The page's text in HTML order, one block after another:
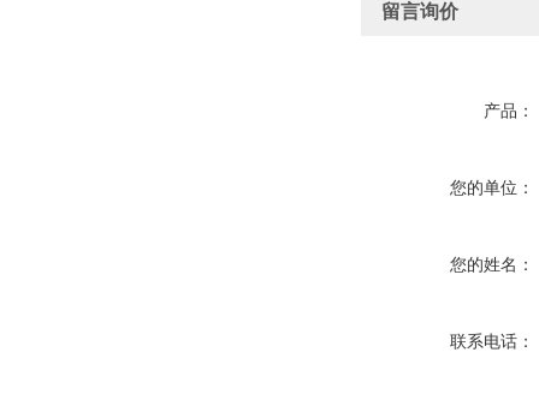
留言询价
产品：
您的单位：
您的姓名：
联系电话：